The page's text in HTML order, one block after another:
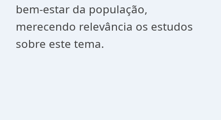
bem-estar da população,
merecendo relevância os estudos
sobre este tema.